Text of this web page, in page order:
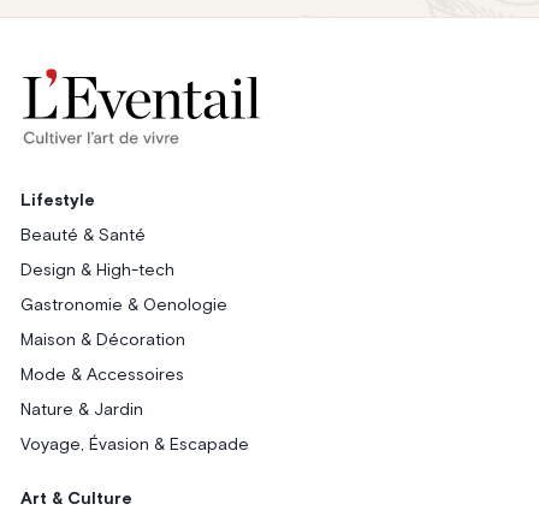
Lifestyle
Beauté & Santé
Design & High-tech
Gastronomie & Oenologie
Maison & Décoration
Mode & Accessoires
Nature & Jardin
Voyage, Évasion & Escapade
Art & Culture